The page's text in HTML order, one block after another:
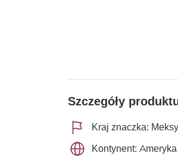
Szczegóły
Kraj znaczka:
Kontynent: